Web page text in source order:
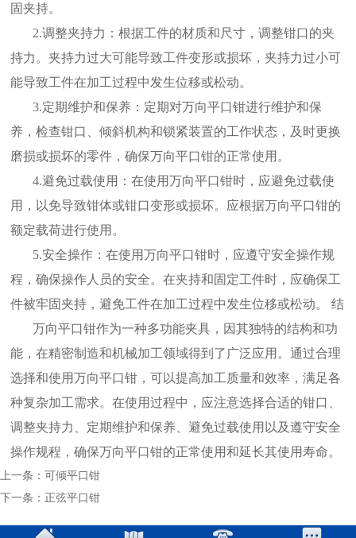
固夹持。
2.调整夹持力：根据工件的材质和尺寸，调整钳口的夹
持力。夹持力过大可能导致工件变形或损坏，夹持力过小可
能导致工件在加工过程中发生位移或松动。
3.定期维护和保养：定期对万向平口钳进行维护和保
养，检查钳口、倾斜机构和锁紧装置的工作状态，及时更换
磨损或损坏的零件，确保万向平口钳的正常使用。
4.避免过载使用：在使用万向平口钳时，应避免过载使
用，以免导致钳体或钳口变形或损坏。应根据万向平口钳的
额定载荷进行使用。
5.安全操作：在使用万向平口钳时，应遵守安全操作规
程，确保操作人员的安全。在夹持和固定工件时，应确保工
件被牢固夹持，避免工件在加工过程中发生位移或松动。 结
万向平口钳作为一种多功能夹具，因其独特的结构和功
能，在精密制造和机械加工领域得到了广泛应用。通过合理
选择和使用万向平口钳，可以提高加工质量和效率，满足各
种复杂加工需求。在使用过程中，应注意选择合适的钳口、
调整夹持力、定期维护和保养、避免过载使用以及遵守安全
操作规程，确保万向平口钳的正常使用和延长其使用寿命。
上一条： 可倾平口钳
下一条： 正弦平口钳
技术支持 莱州唯佳网络